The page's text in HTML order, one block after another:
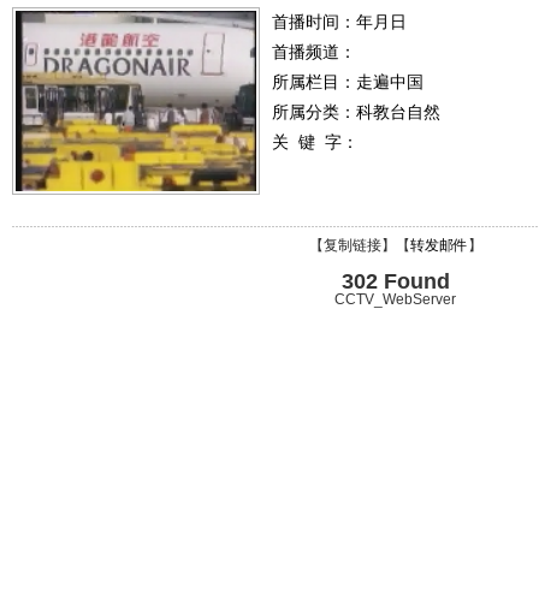
首播时间：年月日
首播频道：
所属栏目： 走遍中国
所属分类：科教台自然
关 键 字：
【复制链接】【转发邮件 】
302 Found
CCTV_WebServer